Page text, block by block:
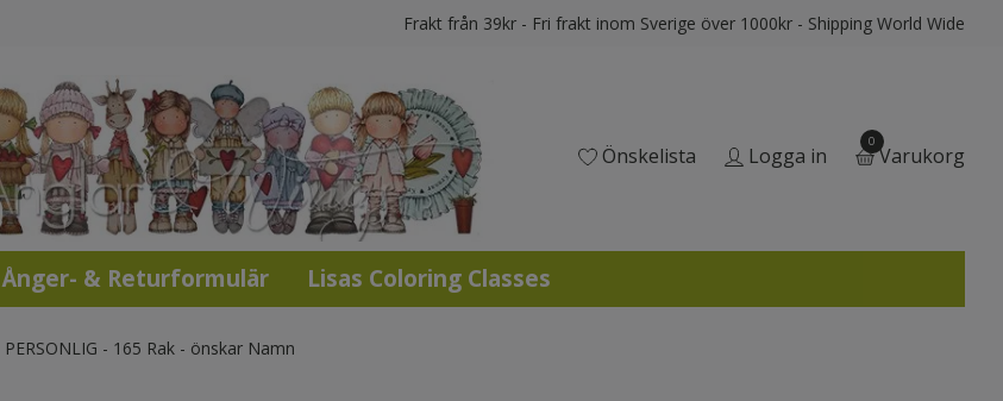
Frakt från 39kr - Fri frakt inom Sverige över 1000kr - Shipping World Wide
Önskelista Logga in
0
Varukorg
Ånger- & Returformulär Lisas Coloring Classes
PERSONLIG - 165 Rak - önskar Namn